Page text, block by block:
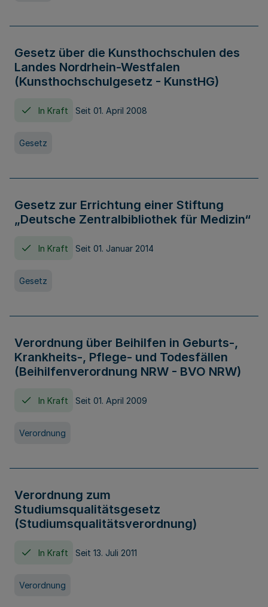
Gesetz über die Kunsthochschulen des
Landes Nordrhein-Westfalen
(Kunsthochschulgesetz - KunstHG)
In Kraft Seit 01. April 2008
Gesetz
Gesetz zur Errichtung einer Stiftung
„Deutsche Zentralbibliothek für Medizin“
In Kraft Seit 01. Januar 2014
Gesetz
Verordnung über Beihilfen in Geburts-,
Krankheits-, Pflege- und Todesfällen
(Beihilfenverordnung NRW - BVO NRW)
In Kraft Seit 01. April 2009
Verordnung
Verordnung zum
Studiumsqualitätsgesetz
(Studiumsqualitätsverordnung)
In Kraft Seit 13. Juli 2011
Verordnung